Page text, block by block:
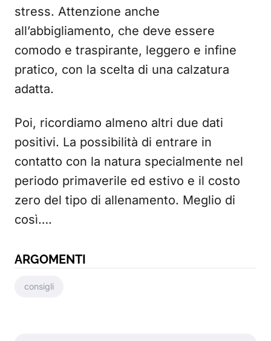
stress. Attenzione anche
all’abbigliamento, che deve essere
comodo e traspirante, leggero e infine
pratico, con la scelta di una calzatura
adatta.
Poi, ricordiamo almeno altri due dati
positivi. La possibilità di entrare in
contatto con la natura specialmente nel
periodo primaverile ed estivo e il costo
zero del tipo di allenamento. Meglio di
così….
ARGOMENTI
consigli